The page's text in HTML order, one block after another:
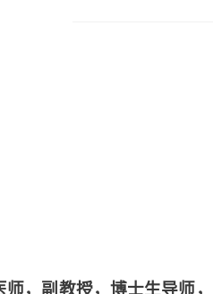
，副教授，博士生导师，